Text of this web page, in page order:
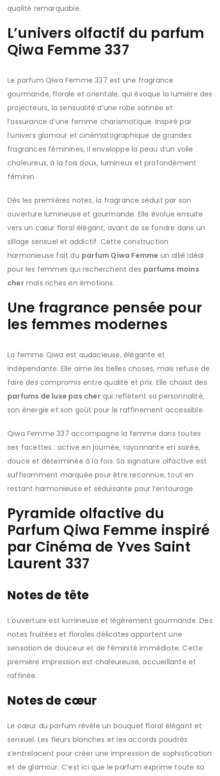
qualité remarquable.
L’univers olfactif du parfum
Qiwa Femme 337
Le parfum Qiwa Femme 337 est une fragrance
gourmande, florale et orientale, qui évoque la lumière des
projecteurs, la sensualité d’une robe satinée et
l’assurance d’une femme charismatique. Inspiré par
l’univers glamour et cinématographique de grandes
fragrances féminines, il enveloppe la peau d’un voile
chaleureux, à la fois doux, lumineux et profondément
féminin.
Dès les premières notes, la fragrance séduit par son
ouverture lumineuse et gourmande. Elle évolue ensuite
vers un cœur floral élégant, avant de se fondre dans un
sillage sensuel et addictif. Cette construction
harmonieuse fait du parfum Qiwa Femme un allié idéal
pour les femmes qui recherchent des parfums moins
chermais riches en émotions.
Une fragrance pensée pour
les femmes modernes
La femme Qiwa est audacieuse, élégante et
indépendante. Elle aime les belles choses, mais refuse de
faire des compromis entre qualité et prix. Elle choisit des
parfums de luxe pas cherqui reflètent sa personnalité,
son énergie et son goût pour le raffinement accessible.
Qiwa Femme 337 accompagne la femme dans toutes
ses facettes : active en journée, rayonnante en soirée,
douce et déterminée à la fois. Sa signature olfactive est
suffisamment marquée pour être reconnue, tout en
restant harmonieuse et séduisante pour l’entourage.
Pyramide olfactive du
Parfum Qiwa Femme inspiré
par Cinéma de Yves Saint
Laurent 337
Notes de tête
L’ouverture est lumineuse et légèrement gourmande. Des
notes fruitées et florales délicates apportent une
sensation de douceur et de féminité immédiate. Cette
première impression est chaleureuse, accueillante et
raffinée.
Notes de cœur
Le cœur du parfum révèle un bouquet floral élégant et
sensuel. Les fleurs blanches et les accords poudrés
s’entrelacent pour créer une impression de sophistication
et de glamour. C’est ici que le parfum exprime toute sa